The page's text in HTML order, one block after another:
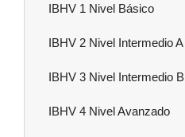
IBHV 1 Nivel Básico
IBHV 2 Nivel Intermedio A
IBHV 3 Nivel Intermedio B
IBHV 4 Nivel Avanzado